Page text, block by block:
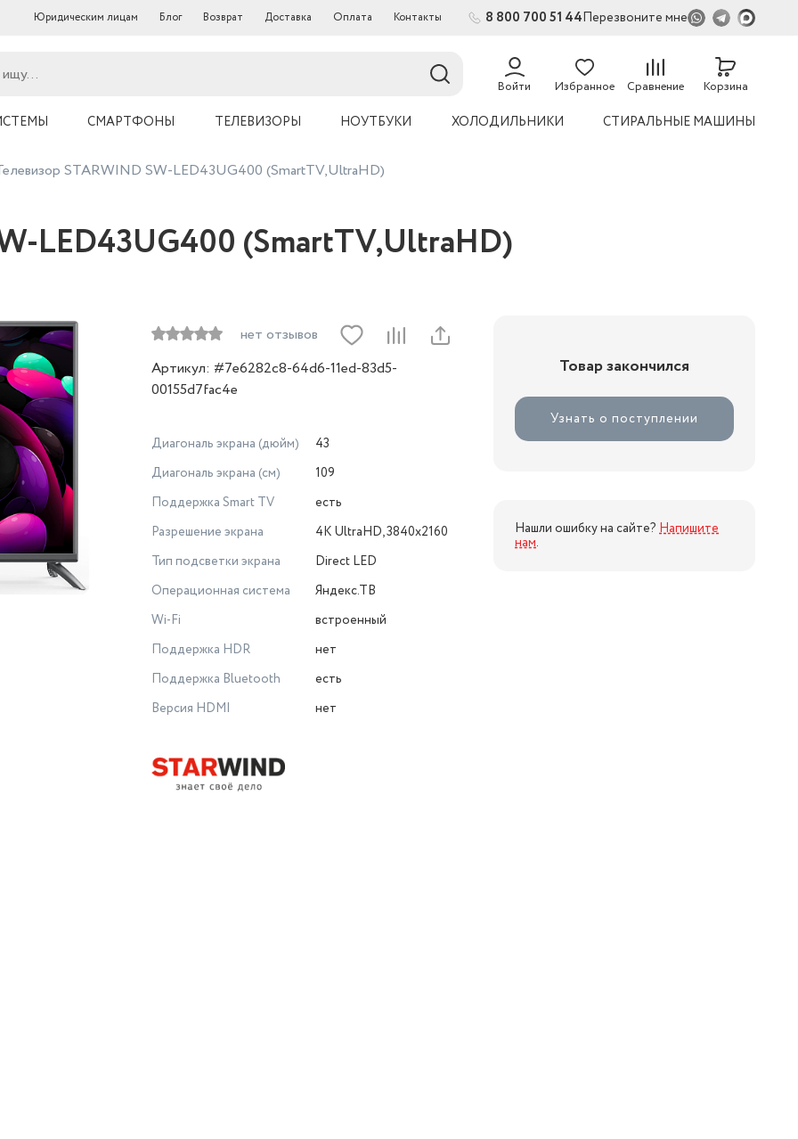
Юридическим лицам Блог Возврат Доставка Оплата Контакты 8 800 700 51 44Перезвоните мне
Войти Избранное Сравнение
54
Корзина
СМАРТФОНЫ ТЕЛЕВИЗОРЫ НОУТБУКИ ХОЛОДИЛЬНИКИ СТИРАЛЬНЫЕ МАШИНЫ
STARWIND SW-LED43UG400 (SmartTV,UltraHD)
LED43UG400 (SmartTV,UltraHD)
нет отзывов
Артикул: #7e6282c8-64d6-11ed-83d5-
00155d7fac4e
Диагональ экрана (дюйм)
43
Диагональ экрана (см)
109
Поддержка Smart TV
есть
Разрешение экрана
4K UltraHD, 3840x2160
Тип подсветки экрана
Direct LED
Операционная система
Яндекс.ТВ
Wi-Fi
встроенный
Поддержка HDR
нет
Поддержка Bluetooth
есть
Версия HDMI
нет
Товар закончился
Узнать о поступлении
Нашли ошибку на сайте? Напишите
нам.